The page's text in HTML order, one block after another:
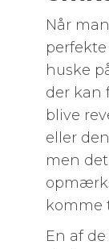
Når
huske
der kan
blive
eller
men
komme
En af